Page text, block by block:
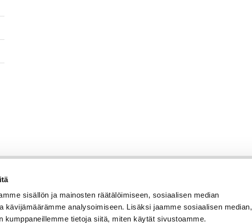
sisällön ja mainosten räätälöimiseen, sosiaalisen median
kävijämäärämme analysoimiseen. Lisäksi jaamme sosiaalisen median,
kumppaneillemme tietoja siitä, miten käytät sivustoamme.